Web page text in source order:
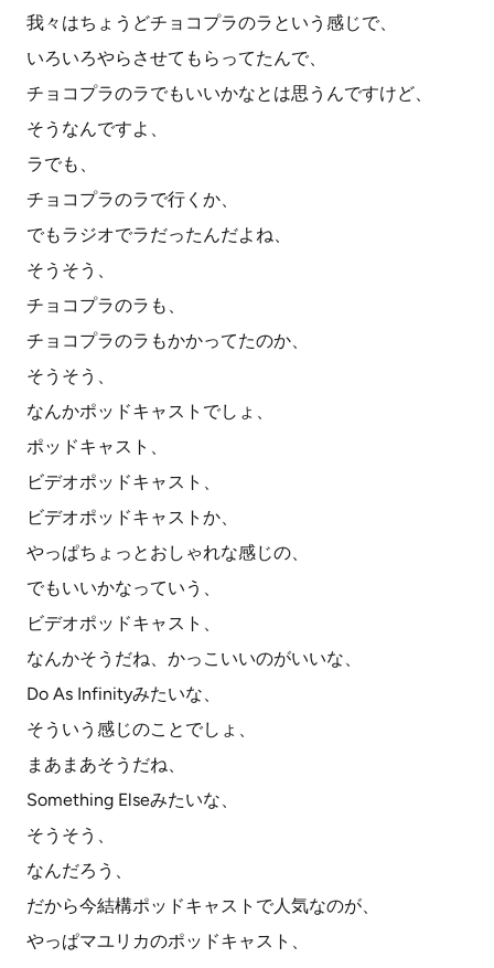
我々はちょうどチョコプラのラという感じで、
いろいろやらさせてもらってたんで、
チョコプラのラでもいいかなとは思うんですけど、
そうなんですよ、
ラでも、
チョコプラのラで行くか、
でもラジオでラだったんだよね、
そうそう、
チョコプラのラも、
チョコプラのラもかかってたのか、
そうそう、
なんかポッドキャストでしょ、
ポッドキャスト、
ビデオポッドキャスト、
ビデオポッドキャストか、
やっぱちょっとおしゃれな感じの、
でもいいかなっていう、
ビデオポッドキャスト、
なんかそうだね、かっこいいのがいいな、
Do As Infinityみたいな、
そういう感じのことでしょ、
まあまあそうだね、
Something Elseみたいな、
そうそう、
なんだろう、
だから今結構ポッドキャストで人気なのが、
やっぱマユリカのポッドキャスト、